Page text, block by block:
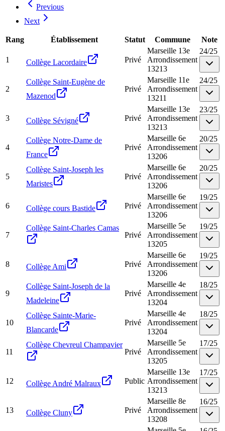
Previous
Next
Rang Établissement Statut Commune Note
1 Collège Lacordaire Privé
Marseille 13e
Arrondissement
13213
24/25
2
Collège Saint-Eugène de
Mazenod
Privé
Marseille 11e
Arrondissement
13211
24/25
3 Collège Sévigné Privé
Marseille 13e
Arrondissement
13213
23/25
4
Collège Notre-Dame de
France
Privé
Marseille 6e
Arrondissement
13206
20/25
5
Collège Saint-Joseph les
Maristes
Privé
Marseille 6e
Arrondissement
13206
20/25
6 Collège cours Bastide Privé
Marseille 6e
Arrondissement
13206
19/25
7
Collège Saint-Charles Camas
Privé
Marseille 5e
Arrondissement
13205
19/25
8 Collège Ami Privé
Marseille 6e
Arrondissement
13206
19/25
9
Collège Saint-Joseph de la
Madeleine
Privé
Marseille 4e
Arrondissement
13204
18/25
10
Collège Sainte-Marie-
Blancarde
Privé
Marseille 4e
Arrondissement
13204
18/25
11
Collège Chevreul Champavier
Privé
Marseille 5e
Arrondissement
13205
17/25
12 Collège André Malraux Public
Marseille 13e
Arrondissement
13213
17/25
13 Collège Cluny Privé
Marseille 8e
Arrondissement
13208
16/25